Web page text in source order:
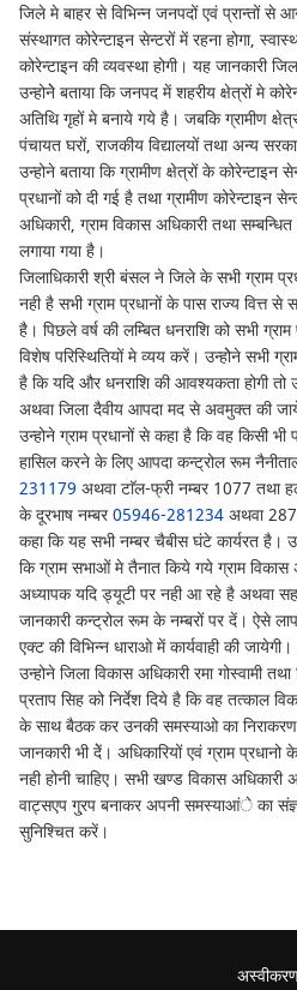
जिले मे बाहर से विभिन्न जनपदों एवं प्रान्तों से
संस्थागत कोरेन्टाइन सेन्टरों में रहना होगा,
कोरेन्टाइन की व्यवस्था होगी। यह जानकारी
उन्होनेे बताया कि जनपद में शहरीय क्षेत्रों मे
अतिथि गृहों मे बनाये गये है। जबकि ग्रामीण
पंचायत घरों, राजकीय विद्यालयों तथा अन्य
उन्होने बताया कि ग्रामीण क्षेत्रों के कोरेन्टाइन
प्रधानों को दी गई है तथा ग्रामीण कोरेन्टाइन
अधिकारी, ग्राम विकास अधिकारी तथा
लगाया गया है।
जिलाधिकारी श्री बंसल ने जिले के सभी ग्राम
नही है सभी ग्राम प्रधानों के पास राज्य वित्त से
है। पिछले वर्ष की लम्बित धनराशि को सभी
विशेष परिस्थितियों मे व्यय करें। उन्होेने सभी
है कि यदि और धनराशि की आवश्यकता होगी तो
अथवा जिला दैवीय आपदा मद से अवमुक्त की
उन्होने ग्राम प्रधानों से कहा है कि वह किसी
हासिल करने के लिए आपदा कन्ट्रोल रूम
231179 अथवा टाॅल-फ्री नम्बर 1077 तथा
के दूरभाष नम्बर05946-281234अथवा
कहा कि यह सभी नम्बर चैबीस घंटे कार्यरत है।
कि ग्राम सभाओं मे तैनात किये गये ग्राम विकास
अध्यापक यदि ड्यूटी पर नही आ रहे है अथवा
जानकारी कन्ट्रोल रूम के नम्बरों पर दें। ऐसे
एक्ट की विभिन्न धाराओ में कार्यवाही की जायेगी।
उन्होने जिला विकास अधिकारी रमा गोस्वामी
प्रताप सिह को निर्देश दिये है कि वह तत्काल
के साथ बैठक कर उनकी समस्याओ का
जानकारी भी देें। अधिकारियों एवं ग्राम प्रधानो
नही होनी चाहिए। सभी खण्ड विकास अधिकारी
वाट्सएप गु्रप बनाकर अपनी समस्याआंे का
सुनिश्चित करें।